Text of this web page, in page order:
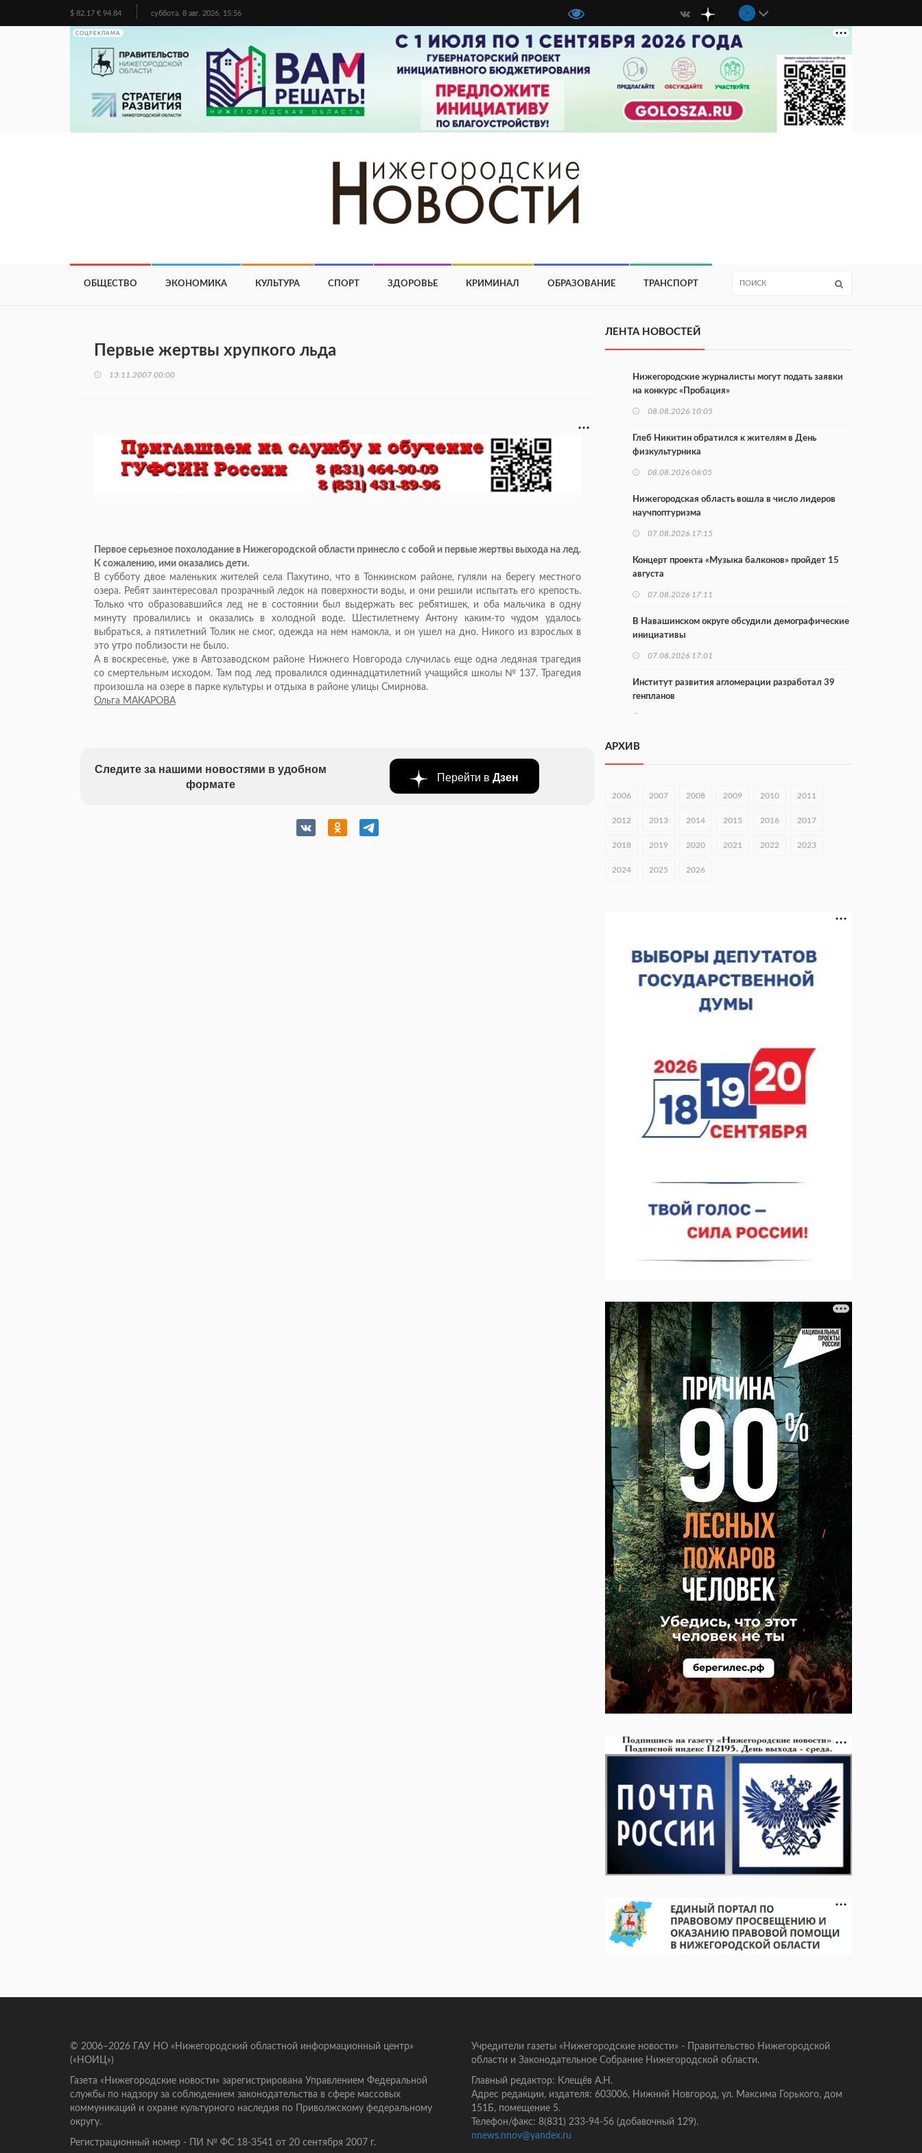
$ 82.17 € 94.84 суббота, 8 авг. 2026, 15:56
СОЦРЕКЛАМА
ОБЩЕСТВО ЭКОНОМИКА КУЛЬТУРА СПОРТ ЗДОРОВЬЕ КРИМИНАЛ ОБРАЗОВАНИЕ ТРАНСПОРТ
Первые жертвы хрупкого льда
13.11.2007 00:00
Первое серьезное похолодание в Нижегородской области принесло с собой и первые жертвы выхода на лед.
К сожалению, ими оказались дети.
В субботу двое маленьких жителей села Пахутино, что в Тонкинском районе, гуляли на берегу местного
озера. Ребят заинтересовал прозрачный ледок на поверхности воды, и они решили испытать его крепость.
Только что образовавшийся лед не в состоянии был выдержать вес ребятишек, и оба мальчика в одну
минуту провалились и оказались в холодной воде. Шестилетнему Антону каким-то чудом удалось
выбраться, а пятилетний Толик не смог, одежда на нем намокла, и он ушел на дно. Никого из взрослых в
это утро поблизости не было.
А в воскресенье, уже в Автозаводском районе Нижнего Новгорода случилась еще одна ледяная трагедия
со смертельным исходом. Там под лед провалился одиннадцатилетний учащийся школы № 137. Трагедия
произошла на озере в парке культуры и отдыха в районе улицы Смирнова.
Ольга МАКАРОВА
Следите за нашими новостями в удобном
формате
Перейти в Дзен
ЛЕНТА НОВОСТЕЙ
Нижегородские журналисты могут подать заявки
на конкурс «Пробация»
08.08.2026 10:05
Глеб Никитин обратился к жителям в День
физкультурника
08.08.2026 06:05
Нижегородская область вошла в число лидеров
научпоптуризма
07.08.2026 17:15
Концерт проекта «Музыка балконов» пройдет 15
августа
07.08.2026 17:11
В Навашинском округе обсудили демографические
инициативы
07.08.2026 17:01
Институт развития агломерации разработал 39
генпланов
С 8 августа изменят схему движения на въезде в
оперштаба
В Чкаловске спустили на воду «Метеор-120Р»
07.08.2026 13:48
В Нижнем Новгороде отметили 70-летие Дня
строителя
07.08.2026 13:15
спортобъектов выросла на 28%
07.08.2026 12:15
В Нижнем Новгороде прошло совещание
Росгвардии
07.08.2026 12:04
АРХИВ
2006 2007 2008 2009 2010 2011
2012 2013 2014 2015 2016 2017
2018 2019 2020 2021 2022 2023
2024 2025 2026
© 2006–2026 ГАУ НО «Нижегородский областной информационный центр»
(«НОИЦ»)
Газета «Нижегородские новости» зарегистрирована Управлением Федеральной
службы по надзору за соблюдением законодательства в сфере массовых
коммуникаций и охране культурного наследия по Приволжскому федеральному
округу.
Регистрационный номер - ПИ № ФС 18-3541 от 20 сентября 2007 г.
Учредители газеты «Нижегородские новости» - Правительство Нижегородской
области и Законодательное Собрание Нижегородской области.
Главный редактор: Клещёв А.Н.
Адрес редакции, издателя: 603006, Нижний Новгород, ул. Максима Горького, дом
151Б, помещение 5.
Телефон/факс: 8(831) 233-94-56 (добавочный 129).
nnews.nnov@yandex.ru